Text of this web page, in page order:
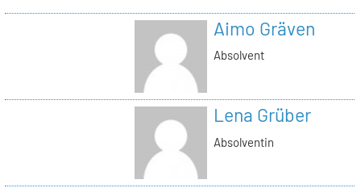
Aimo Gräven
Absolvent
Lena Grüber
Absolventin